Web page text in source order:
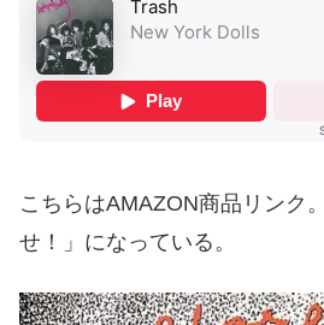
こちらはAMAZON商品リンク
せ！」になっている。